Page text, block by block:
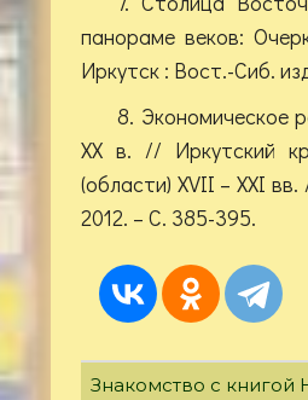
панораме веков:
Иркутск : Вост.-Сиб.
8. Экономическое
XX в. // Иркутский
(области) XVII – XXI
2012. – С. 385-395.
Знакомство с книгой